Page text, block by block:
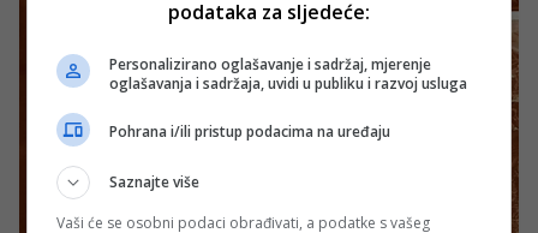
podataka za sljedeće:
Personalizirano oglašavanje i sadržaj, mjerenje
oglašavanja i sadržaja, uvidi u publiku i razvoj usluga
Pohrana i/ili pristup podacima na uređaju
Saznajte više
Vaši će se osobni podaci obrađivati, a podatke s vašeg